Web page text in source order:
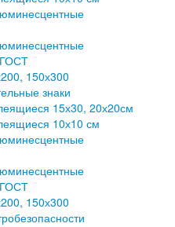
150х300
знаки
15х30, 20х20см
10х10 см
150х300